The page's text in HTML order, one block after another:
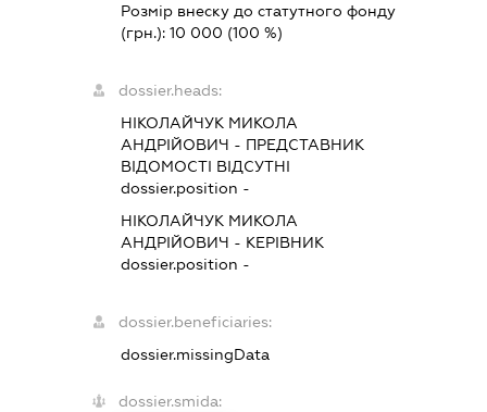
Розмір внеску до статутного фонду
(грн.): 10 000 (100 %)
dossier.heads:
НІКОЛАЙЧУК МИКОЛА
АНДРІЙОВИЧ - ПРЕДСТАВНИК
ВІДОМОСТІ ВІДСУТНІ
dossier.position -
НІКОЛАЙЧУК МИКОЛА
АНДРІЙОВИЧ - КЕРІВНИК
dossier.position -
dossier.beneficiaries:
dossier.missingData
dossier.smida: